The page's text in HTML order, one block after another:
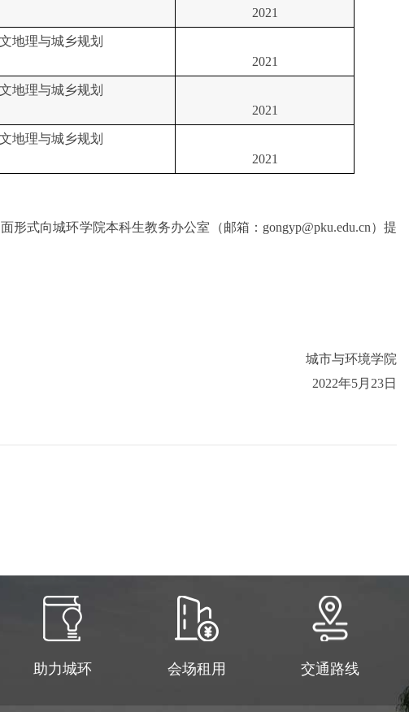
2021
地理与城乡规划
2021
地理与城乡规划
2021
地理与城乡规划
2021
形式向城环学院本科生教务办公室 （邮箱： gongyp@pku.edu.cn）提
城市与环境学院
2022年5月 23日
助力城环 会场租用 交通路线